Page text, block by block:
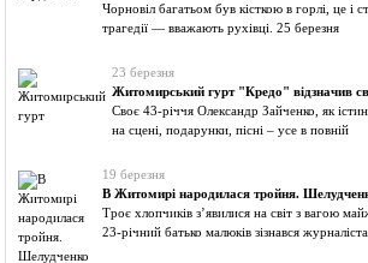
Чорновіл багатьом був кісткою в горлі, це і
трагедії — вважають рухівці. 25 березня
23 березня
Житомирський гурт "Кредо" відзначив
Своє 43-річчя Олександр Зайченко, як
на сцені, подарунки, пісні – усе в повній
19 березня
В Житомирі народилася тройня.
Троє хлопчиків з’явилися на світ з вагою
23-річний батько малюків зізнався